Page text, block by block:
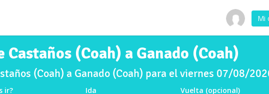
Mi
Castaños (Coah) a Ganado (Coah)
(Coah) a Ganado (Coah) para el viernes 07/08/
ir? Ida
Vuelta (opcional)